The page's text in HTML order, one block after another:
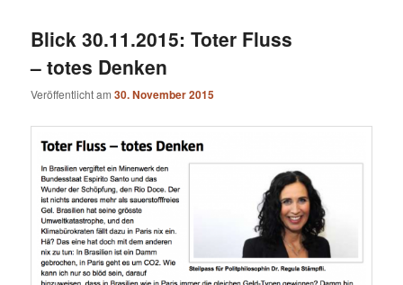
Blick 30.11.2015: Toter Fluss
– totes Denken
Veröffentlicht am30. November 2015